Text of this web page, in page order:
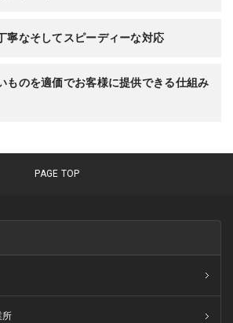
寧なそしてスピーディーな対応
ものを適価でお客様に提供できる仕組み
PAGE TOP
所